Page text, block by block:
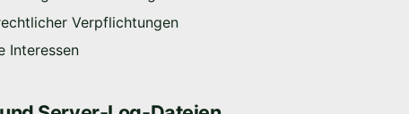
Verpflichtungen
Interessen